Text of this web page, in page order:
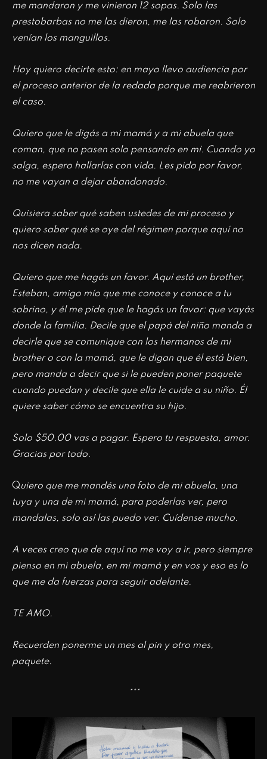
me mandaron y me vinieron 12 sopas. Solo las
prestobarbas no me las dieron, me las robaron. Solo
venían los manguillos.
Hoy quiero decirte esto: en mayo llevo audiencia por
el proceso anterior de la redada porque me reabrieron
el caso.
Quiero que le digás a mi mamá y a mi abuela que
coman, que no pasen solo pensando en mí. Cuando yo
salga, espero hallarlas con vida. Les pido por favor,
no me vayan a dejar abandonado.
Quisiera saber qué saben ustedes de mi proceso y
quiero saber qué se oye del régimen porque aquí no
nos dicen nada.
Quiero que me hagás un favor. Aquí está un brother,
Esteban, amigo mío que me conoce y conoce a tu
sobrino, y él me pide que le hagás un favor: que vayás
donde la familia. Decile que el papá del niño manda a
decirle que se comunique con los hermanos de mi
brother o con la mamá, que le digan que él está bien,
pero manda a decir que si le pueden poner paquete
cuando puedan y decile que ella le cuide a su niño. Él
quiere saber cómo se encuentra su hijo.
Solo $50.00 vas a pagar. Espero tu respuesta, amor.
Gracias por todo.
Quiero que me mandés una foto de mi abuela, una
tuya y una de mi mamá, para poderlas ver, pero
mandalas, solo así las puedo ver. Cuídense mucho.
A veces creo que de aquí no me voy a ir, pero siempre
pienso en mi abuela, en mi mamá y en vos y eso es lo
que me da fuerzas para seguir adelante.
TE AMO.
Recuerden ponerme un mes al pin y otro mes,
paquete.
***